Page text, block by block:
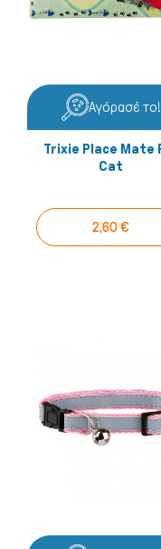
Αγόρασέ το!
Trixie Place Mate
Cat
2,60 €